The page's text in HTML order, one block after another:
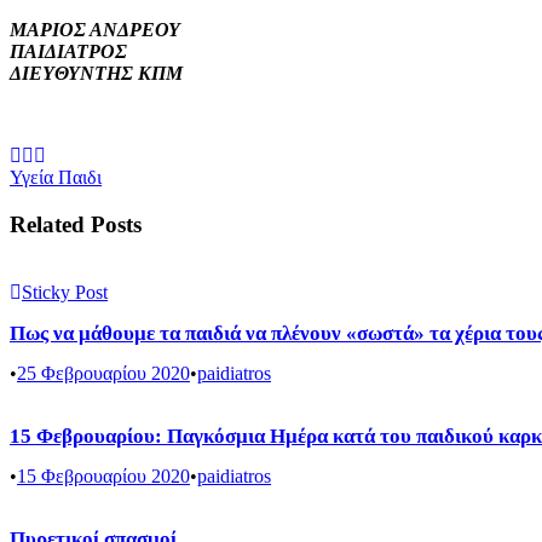
ΜΑΡΙΟΣ ΑΝΔΡΕΟΥ
ΠΑΙΔΙΑΤΡΟΣ
ΔΙΕΥΘΥΝΤΗΣ ΚΠΜ
Υγεία Παιδι
Related Posts
Sticky Post
Πως να μάθουμε τα παιδιά να πλένουν «σωστά» τα χέρια
•25 Φεβρουαρίου 2020•paidiatros
15 Φεβρουαρίου: Παγκόσμια Ημέρα κατά του παιδικού
•15 Φεβρουαρίου 2020•paidiatros